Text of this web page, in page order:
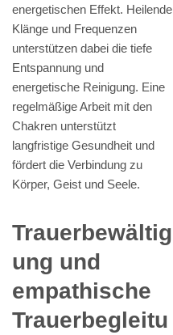
energetischen Effekt. Heilende
Klänge und Frequenzen
unterstützen dabei die tiefe
Entspannung und
energetische Reinigung. Eine
regelmäßige Arbeit mit den
Chakren unterstützt
langfristige Gesundheit und
fördert die Verbindung zu
Körper, Geist und Seele.
Trauerbewältig
ung und
empathische
Trauerbegleitu